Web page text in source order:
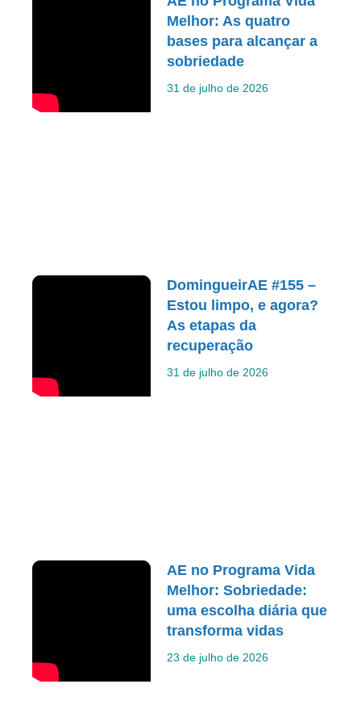
Melhor: As quatro
bases para alcançar a
sobriedade
31 de julho de 2026
DomingueirAE #155 –
Estou limpo, e agora?
As etapas da
recuperação
31 de julho de 2026
AE no Programa Vida
Melhor: Sobriedade:
uma escolha diária que
transforma vidas
23 de julho de 2026